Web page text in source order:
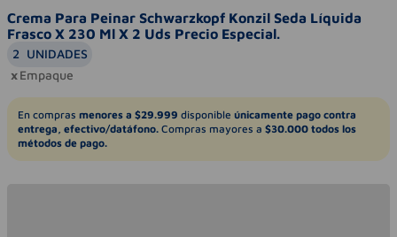
Crema Para Peinar Schwarzkopf Konzil Seda Líquida
Frasco X 230 Ml X 2 Uds Precio Especial.
2 UNIDADES
Empaque
En compras menores a $29.999 disponible únicamente pago contra
entrega, efectivo/datáfono. Compras mayores a $30.000 todos los
métodos de pago.